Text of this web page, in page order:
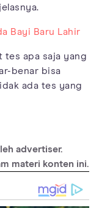
Bayi Baru Lahir
tes apa saja yang
benar bisa
ada tes yang
advertiser.
materi konten ini.